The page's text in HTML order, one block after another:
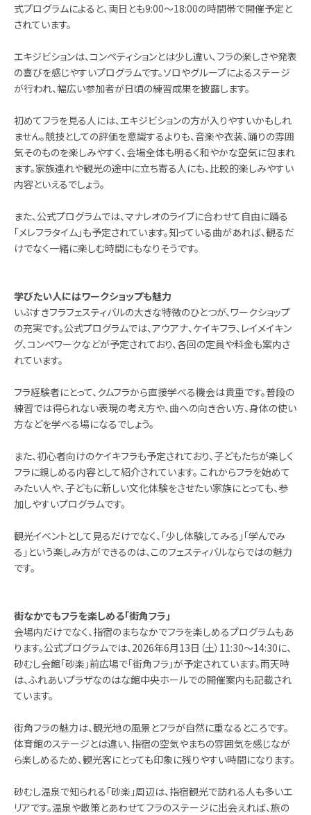
式プログラムによると、両日とも9:00〜18:00の時間帯で開催予定と
されています。
エキジビションは、コンペティションとは少し違い、フラの楽しさや発表
の喜びを感じやすいプログラムです。ソロやグループによるステージ
が行われ、幅広い参加者が日頃の練習成果を披露します。
初めてフラを見る人には、エキジビションの方が入りやすいかもしれ
ません。競技としての評価を意識するよりも、音楽や衣装、踊りの雰囲
気そのものを楽しみやすく、会場全体も明るく和やかな空気に包まれ
ます。家族連れや観光の途中に立ち寄る人にも、比較的楽しみやすい
内容といえるでしょう。
また、公式プログラムでは、マナレオのライブに合わせて自由に踊る
「メレフラタイム」も予定されています。知っている曲があれば、観るだ
けでなく一緒に楽しむ時間にもなりそうです。
学びたい人にはワークショップも魅力
いぶすきフラフェスティバルの大きな特徴のひとつが、ワークショップ
の充実です。公式プログラムでは、アウアナ、ケイキフラ、レイメイキン
グ、コンペワークなどが予定されており、各回の定員や料金も案内さ
れています。
フラ経験者にとって、クムフラから直接学べる機会は貴重です。普段の
練習では得られない表現の考え方や、曲への向き合い方、身体の使い
方などを学べる場になるでしょう。
また、初心者向けのケイキフラも予定されており、子どもたちが楽しく
フラに親しめる内容として紹介されています。 これからフラを始めて
みたい人や、子どもに新しい文化体験をさせたい家族にとっても、参
加しやすいプログラムです。
観光イベントとして見るだけでなく、「少し体験してみる」「学んでみ
る」という楽しみ方ができるのは、このフェスティバルならではの魅力
です。
街なかでもフラを楽しめる「街角フラ」
会場内だけでなく、指宿のまちなかでフラを楽しめるプログラムもあ
ります。公式プログラムでは、2026年6月13日（土）11:30〜14:30に、
砂むし会館「砂楽」前広場で「街角フラ」が予定されています。雨天時
は、ふれあいプラザなのはな館中央ホールでの開催案内も記載され
ています。
街角フラの魅力は、観光地の風景とフラが自然に重なるところです。
体育館のステージとは違い、指宿の空気やまちの雰囲気を感じなが
ら楽しめるため、観光客にとっても印象に残りやすい時間になります。
砂むし温泉で知られる「砂楽」周辺は、指宿観光で訪れる人も多いエ
リアです。温泉や散策とあわせてフラのステージに出会えれば、旅の